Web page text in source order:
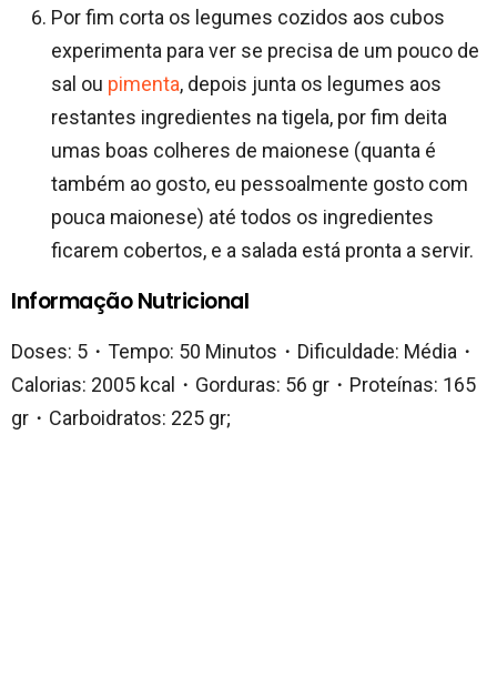
Por fim corta os legumes cozidos aos cubos
experimenta para ver se precisa de um pouco de
sal ou pimenta, depois junta os legumes aos
restantes ingredientes na tigela, por fim deita
umas boas colheres de maionese (quanta é
também ao gosto, eu pessoalmente gosto com
pouca maionese) até todos os ingredientes
ficarem cobertos, e a salada está pronta a servir.
Informação Nutricional
Doses: 5・Tempo: 50 Minutos・Dificuldade: Média・
Calorias: 2005 kcal・Gorduras: 56 gr・Proteínas: 165
gr・Carboidratos: 225 gr;